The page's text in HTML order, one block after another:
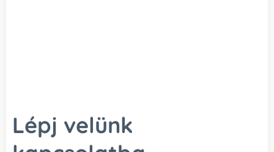
Lépj velünk